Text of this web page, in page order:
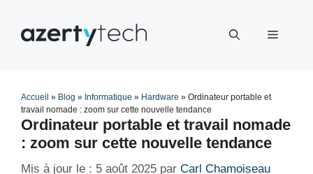
contenu
Menu
Accueil » Blog » Informatique » Hardware » Ordinateur portable et
travail nomade : zoom sur cette nouvelle tendance
Ordinateur portable et travail nomade
: zoom sur cette nouvelle tendance
5 août 2025 par Carl Chamoiseau